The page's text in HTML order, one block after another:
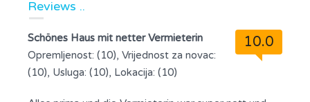
Reviews ..
10.0
Schönes Haus mit netter Vermieterin
Opremljenost: (10), Vrijednost za novac:
(10), Usluga: (10), Lokacija: (10)